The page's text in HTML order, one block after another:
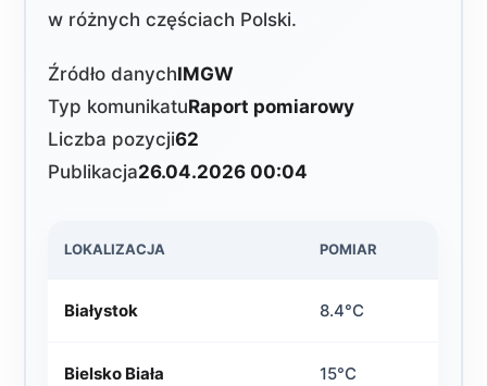
w różnych częściach Polski.
Źródło danychIMGW
Typ komunikatuRaport pomiarowy
Liczba pozycji62
Publikacja26.04.2026 00:04
LOKALIZACJA POMIAR
Białystok 8.4°C
Bielsko Biała 15°C